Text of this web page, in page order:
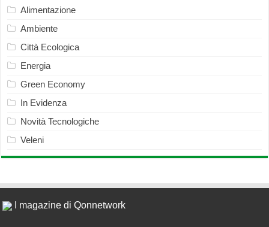
Alimentazione
Ambiente
Città Ecologica
Energia
Green Economy
In Evidenza
Novità Tecnologiche
Veleni
I magazine di Qonnetwork